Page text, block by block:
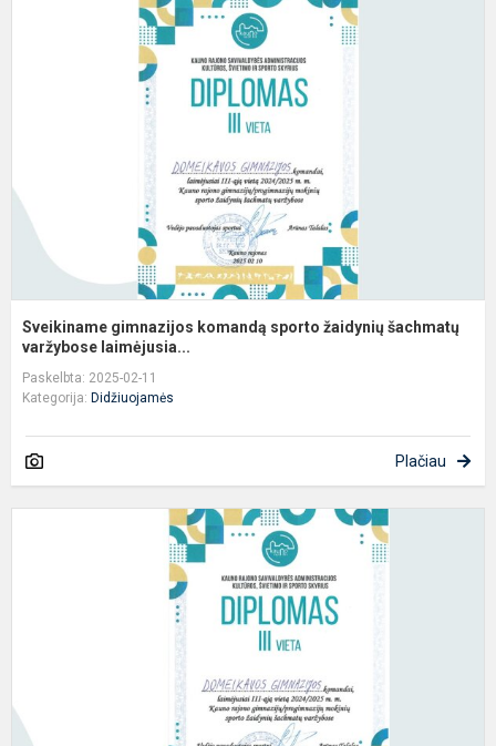
Sveikiname gimnazijos komandą sporto žaidynių šachmatų
varžybose laimėjusia...
Paskelbta: 2025-02-11
Kategorija: Didžiuojamės
Plačiau